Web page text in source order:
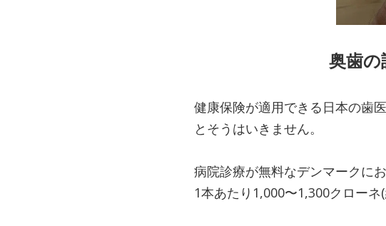
奥歯
健康保険が適用できる日本の歯
とそうはいきません。
病院診療が無料なデンマークにお
1本あたり1,000〜1,300クローネ